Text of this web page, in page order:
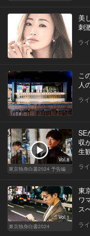
美
刺
ラ
こ
人
ラ
Vol.8
東京独身白書2024 予告編
SE
収
生
ラ
Vol.1
東京独身白書2024
東
ワ
ス
ラ